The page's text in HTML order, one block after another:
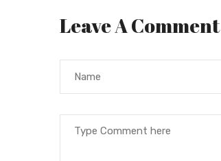
Leave A Comment